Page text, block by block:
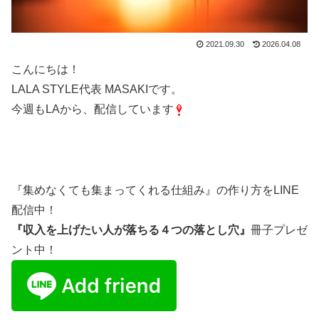
2021.09.30 2026.04.08
こんにちは！
LALA STYLE代表 MASAKIです。
今週もLAから、配信しています
『集めなくても集まってくれる仕組み』の作り方をLINE
配信中！
『収入を上げたい人が落ちる４つの落とし穴』 冊子プレゼ
ント中！